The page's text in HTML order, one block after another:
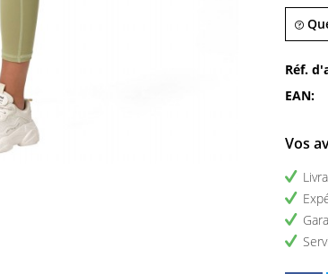
Réf.
EAN:
Vos